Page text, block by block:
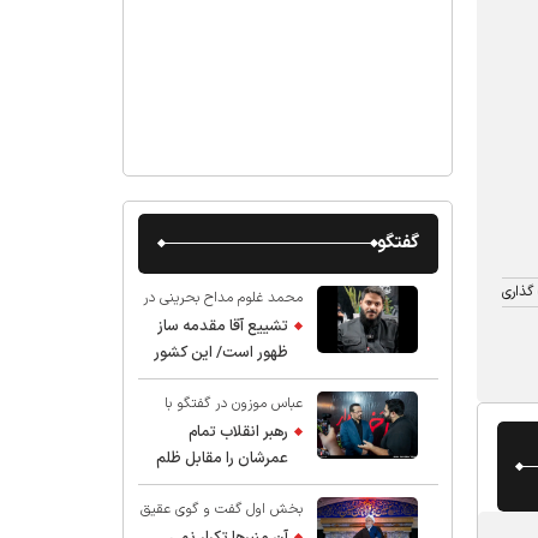
گفتگو
محمد غلوم مداح بحرینی در
گفت و گو با عقیق:
تشییع آقا مقدمه ساز
ظهور است/ این کشور
صاحب دارد
عباس موزون در گفتگو با
عقیق:رهبر انقلاب تمام
عمرشان را مقابل ظلم
ایستادند پس نباید از
شهادت ایشان شگفت
بخش اول گفت و گوی عقیق
با استاد حسین انصاریان: